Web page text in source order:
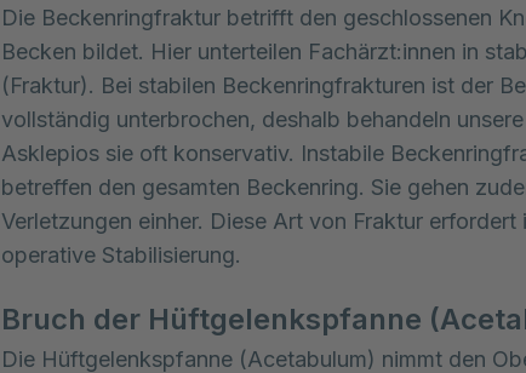
Die Beckenringfraktur betrifft den geschlossenen
Becken bildet. Hier unterteilen Fachärzt:innen in
(Fraktur). Bei stabilen Beckenringfrakturen ist der
vollständig unterbrochen, deshalb behandeln
Asklepios sie oft konservativ. Instabile
betreffen den gesamten Beckenring. Sie gehen
Verletzungen einher. Diese Art von Fraktur erfordert
operative Stabilisierung.
Bruch der Hüftgelenkspfanne
Die Hüftgelenkspfanne (Acetabulum) nimmt den